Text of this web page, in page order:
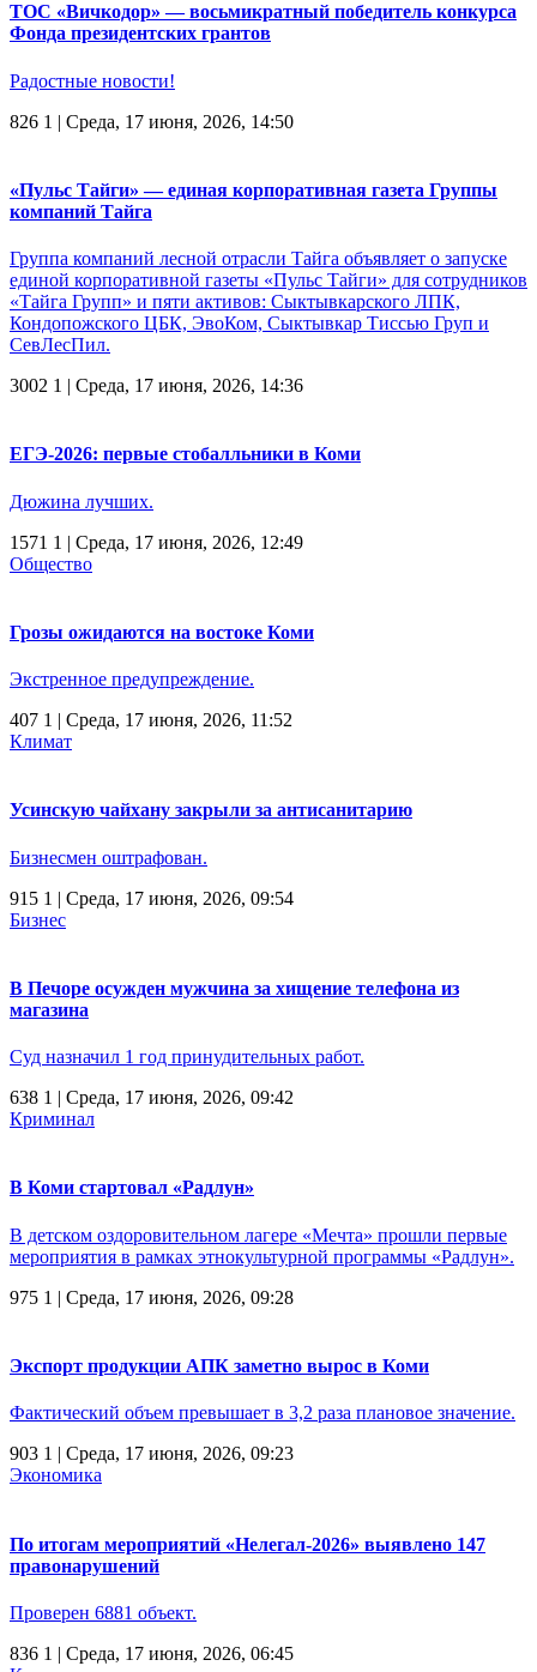
ТОС «Вичкодор» — восьмикратный победитель конкурса
Фонда президентских грантов
Радостные новости!
826 1 | Среда, 17 июня, 2026, 14:50
«Пульс Тайги» — единая корпоративная газета Группы
компаний Тайга
Группа компаний лесной отрасли Тайга объявляет о запуске
единой корпоративной газеты «Пульс Тайги» для сотрудников
«Тайга Групп» и пяти активов: Сыктывкарского ЛПК,
Кондопожского ЦБК, ЭвоКом, Сыктывкар Тиссью Груп и
СевЛесПил.
3002 1 | Среда, 17 июня, 2026, 14:36
ЕГЭ-2026: первые стобалльники в Коми
Дюжина лучших.
1571 1 | Среда, 17 июня, 2026, 12:49
Общество
Грозы ожидаются на востоке Коми
Экстренное предупреждение.
407 1 | Среда, 17 июня, 2026, 11:52
Климат
Усинскую чайхану закрыли за антисанитарию
Бизнесмен оштрафован.
915 1 | Среда, 17 июня, 2026, 09:54
Бизнес
В Печоре осужден мужчина за хищение телефона из
магазина
Суд назначил 1 год принудительных работ.
638 1 | Среда, 17 июня, 2026, 09:42
Криминал
В Коми стартовал «Радлун»
В детском оздоровительном лагере «Мечта» прошли первые
мероприятия в рамках этнокультурной программы «Радлун».
975 1 | Среда, 17 июня, 2026, 09:28
Экспорт продукции АПК заметно вырос в Коми
Фактический объем превышает в 3,2 раза плановое значение.
903 1 | Среда, 17 июня, 2026, 09:23
Экономика
По итогам мероприятий «Нелегал-2026» выявлено 147
правонарушений
Проверен 6881 объект.
836 1 | Среда, 17 июня, 2026, 06:45